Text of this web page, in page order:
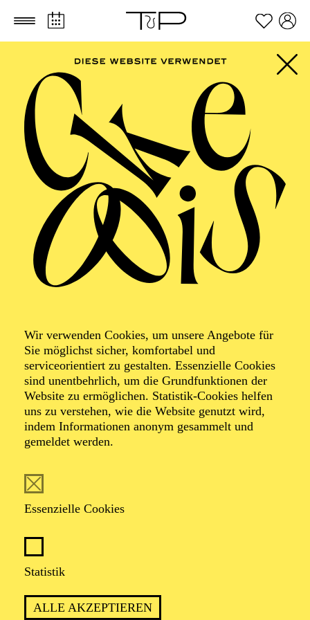
Zum Hauptinhalt springen Zum Footer springen
Wir verwenden Cookies, um unsere Angebote für
Sie möglichst sicher, komfortabel und
serviceorientiert zu gestalten. Essenzielle Cookies
sind unentbehrlich, um die Grundfunktionen der
Website zu ermöglichen. Statistik-Cookies helfen
uns zu verstehen, wie die Website genutzt wird,
indem Informationen anonym gesammelt und
gemeldet werden.
Essenzielle Cookies
Statistik
ALLE AKZEPTIEREN
Foto: Benne Ochs
dank seiner herausragenden Stimme schon früh Teil des